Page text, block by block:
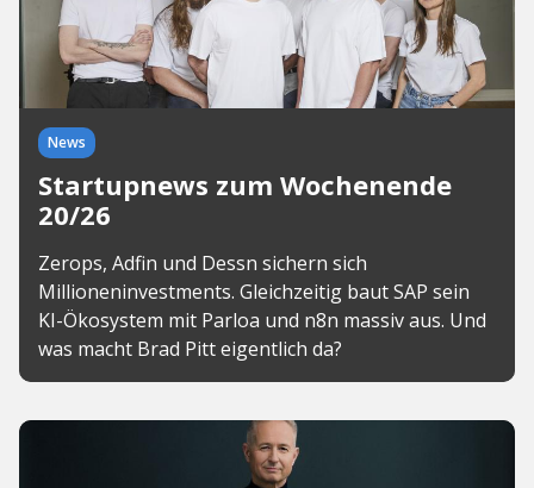
News
Startupnews zum Wochenende
20/26
Zerops, Adfin und Dessn sichern sich
Millioneninvestments. Gleichzeitig baut SAP sein
KI-Ökosystem mit Parloa und n8n massiv aus. Und
was macht Brad Pitt eigentlich da?